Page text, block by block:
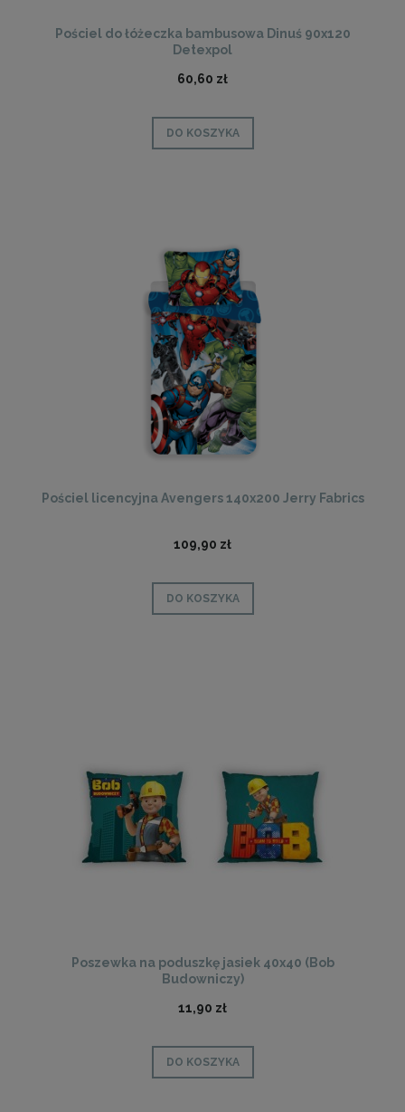
Pościel do łóżeczka bambusowa Dinuś 90x120
Detexpol
60,60 zł
DO KOSZYKA
Pościel licencyjna Avengers 140x200 Jerry Fabrics
109,90 zł
DO KOSZYKA
Poszewka na poduszkę jasiek 40x40 (Bob
Budowniczy)
11,90 zł
DO KOSZYKA